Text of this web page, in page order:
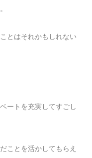
とはそれかもしれない
ートを充実してすごし
ことを活かしてもらえ